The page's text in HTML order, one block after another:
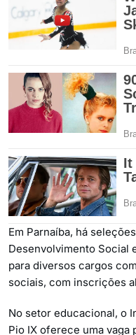
Em Parnaíba, há
Desenvolvimento Social
para diversos cargos
sociais, com inscrições
No setor educacional, o
Pio IX oferece uma vaga